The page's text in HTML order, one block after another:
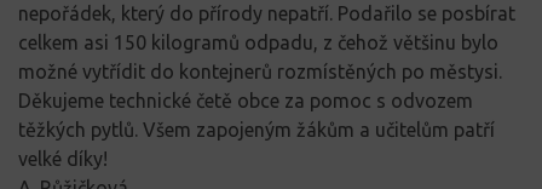
nepořádek, který do přírody nepatří. Podařilo se posbírat
celkem asi 150 kilogramů odpadu, z čehož většinu bylo
možné vytřídit do kontejnerů rozmístěných po městysi.
Děkujeme technické četě obce za pomoc s odvozem
těžkých pytlů. Všem zapojeným žákům a učitelům patří
velké díky!